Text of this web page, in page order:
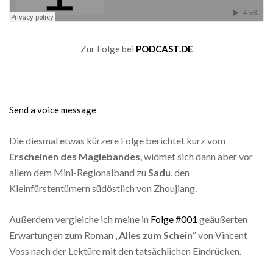
Zur Folge bei PODCAST.DE
Send a voice message
Die diesmal etwas kürzere Folge berichtet kurz vom
Erscheinen des Magiebandes, widmet sich dann aber vor
allem dem Mini-Regionalband zu Sadu, den
Kleinfürstentümern südöstlich von Zhoujiang.
Außerdem vergleiche ich meine in Folge #001 geäußerten
Erwartungen zum Roman „Alles zum Schein“ von Vincent
Voss nach der Lektüre mit den tatsächlichen Eindrücken.